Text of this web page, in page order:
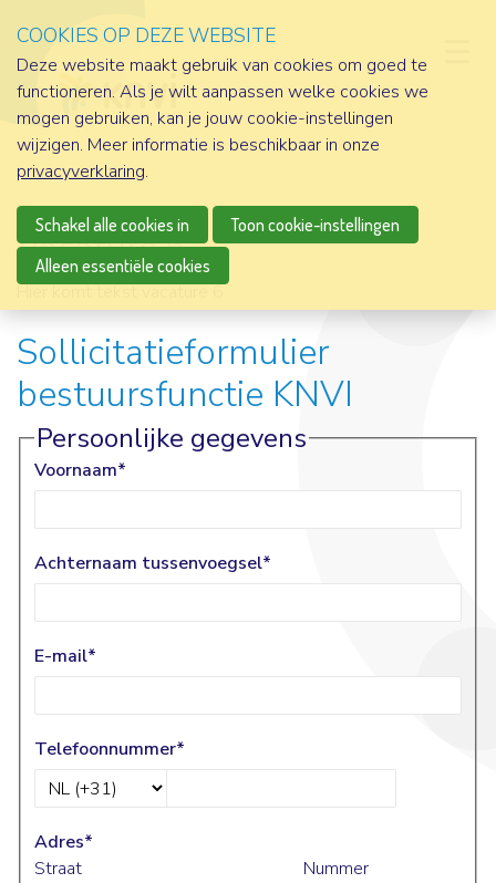
Vacature 6
Hier komt tekst vacature 6
Sollicitatieformulier
bestuursfunctie KNVI
Persoonlijke gegevens
Voornaam*
Achternaam tussenvoegsel*
E-mail*
Telefoonnummer*
Adres*
Straat
Nummer
COOKIES OP DEZE WEBSITE
Deze website maakt gebruik van cookies om goed te
functioneren. Als je wilt aanpassen welke cookies we
mogen gebruiken, kan je jouw cookie-instellingen
wijzigen. Meer informatie is beschikbaar in onze
privacyverklaring.
Schakel alle cookies in
Toon cookie-instellingen
Alleen essentiële cookies